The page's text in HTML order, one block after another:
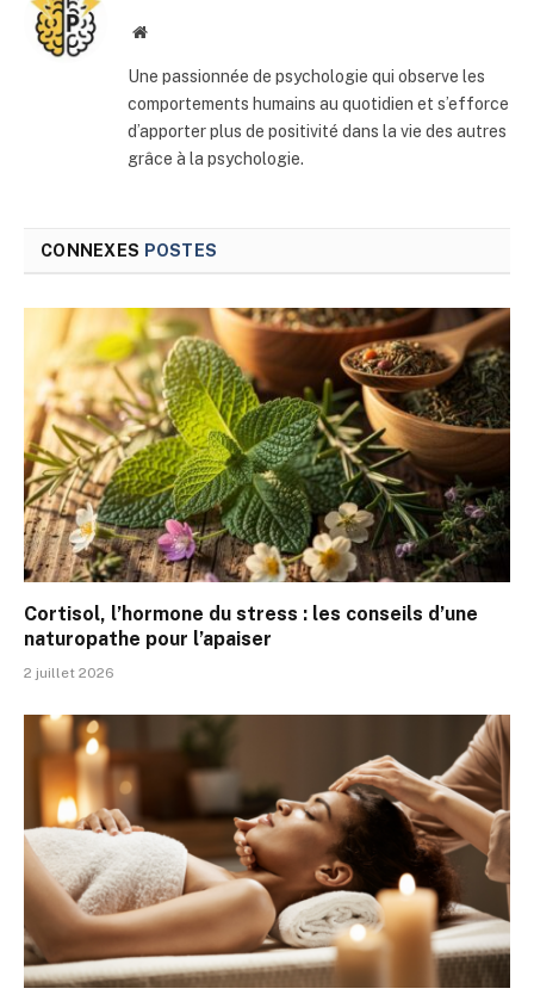
Site
Une passionnée de psychologie qui observe les
comportements humains au quotidien et s’efforce
d’apporter plus de positivité dans la vie des autres
grâce à la psychologie.
CONNEXES POSTES
Cortisol, l’hormone du stress : les conseils d’une
naturopathe pour l’apaiser
2 juillet 2026